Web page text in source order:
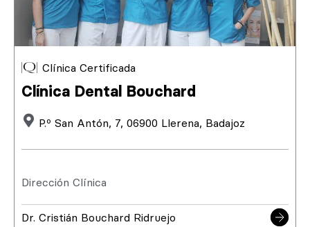
Clínica Certificada
Clínica Dental Bouchard
P.º San Antón, 7, 06900 Llerena, Badajoz
Dirección Clínica
Dr. Cristián Bouchard Ridruejo